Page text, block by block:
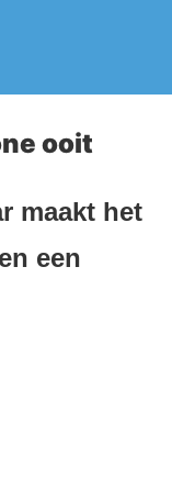
ooit
maakt het
een